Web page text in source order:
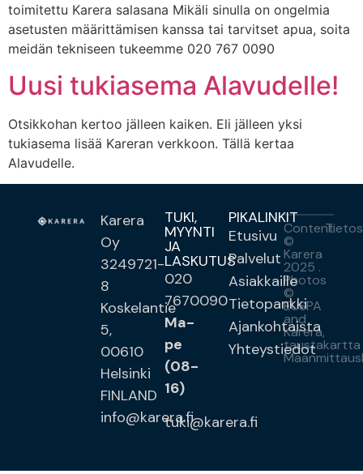
toimitettu Karera salasana Mikäli sinulla on ongelmia
asetusten määrittämisen kanssa tai tarvitset apua, soita
meidän tekniseen tukeemme 020 767 0090
Uusi tukiasema Alavudelle!
Otsikkohan kertoo jälleen kaiken. Eli jälleen yksi
tukiasema lisää Kareran verkkoon. Tällä kertaa
Alavudelle.
Karera
Oy
3249721-
8
Koskelantie
5,
00610
Helsinki
FINLAND
info@karera.fi
TUKI,
MYYNTI
JA
LASKUTUS
020
7670090
Ma-
pe
(08-
16)
tuki@karera.fi
PIKALINKIT
Etusivu
Palvelut
Asiakkaille
Tietopankki
Ajankohtaista
Yhteystiedot
Content
©
Karera
2025 .
Photos
©
EUSPA
and
Karera,
taustakartta